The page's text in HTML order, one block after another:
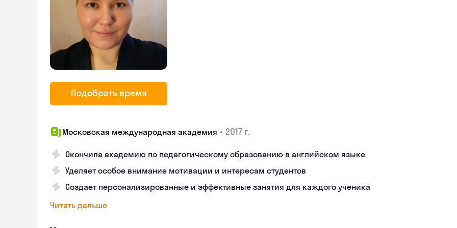
Подобрать время
Московская международная академия • 2017 г.
Окончила академию по педагогическому образованию в английском языке
Уделяет особое внимание мотивации и интересам студентов
Создает персонализированные и эффективные занятия для каждого ученика
Читать дальше